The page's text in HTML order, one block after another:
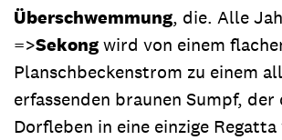
Überschwemmung, die. Alle
=>Sekongwird von einem
Planschbeckenstrom zu einem
erfassenden braunen Sumpf, der
Dorfleben in eine einzige